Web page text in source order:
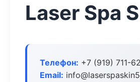
Laser Spa
Телефон: +7 (919) 711-
Email: